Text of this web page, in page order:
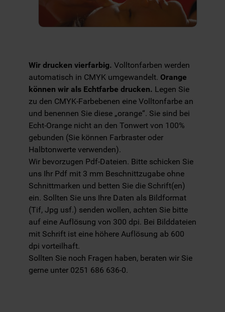
Wir drucken vierfarbig. Volltonfarben werden
automatisch in CMYK umgewandelt. Orange
können wir als Echtfarbe drucken. Legen Sie
zu den CMYK-Farbebenen eine Volltonfarbe an
und benennen Sie diese „orange“. Sie sind bei
Echt-Orange nicht an den Tonwert von 100%
gebunden (Sie können Farbraster oder
Halbtonwerte verwenden).
Wir bevorzugen Pdf-Dateien. Bitte schicken Sie
uns Ihr Pdf mit 3 mm Beschnittzugabe ohne
Schnittmarken und betten Sie die Schrift(en)
ein. Sollten Sie uns Ihre Daten als Bildformat
(Tif, Jpg usf.) senden wollen, achten Sie bitte
auf eine Auflösung von 300 dpi. Bei Bilddateien
mit Schrift ist eine höhere Auflösung ab 600
dpi vorteilhaft.
Sollten Sie noch Fragen haben, beraten wir Sie
gerne unter 0251 686 636-0.